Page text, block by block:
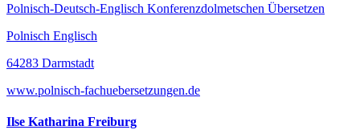
Polnisch-Deutsch-Englisch Konferenzdolmetschen Übersetzen
Polnisch Englisch
64283 Darmstadt
www.polnisch-fachuebersetzungen.de
Ilse Katharina Freiburg